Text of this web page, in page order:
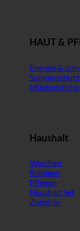
HAUT &
Energie &
Sonnenschutz
Mückenstiche
Haushalt
Waschen
Reinigen
Pflegen
Haushalt Set
Zubehör